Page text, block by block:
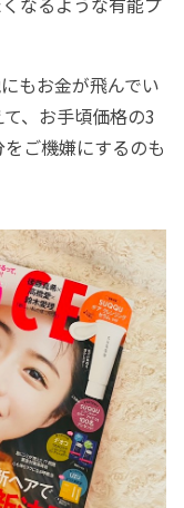
もお金が飛んでい
、お手頃価格の3
ご機嫌にするのも